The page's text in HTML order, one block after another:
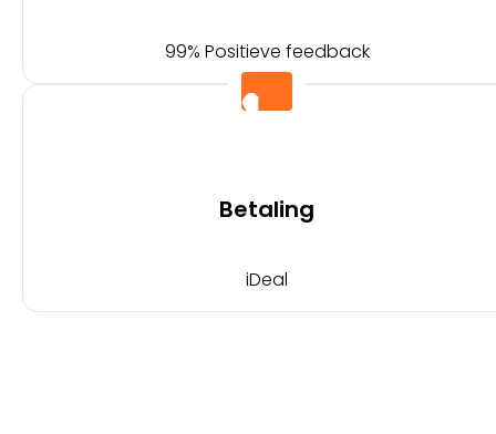
99% Positieve feedback
Betaling
iDeal